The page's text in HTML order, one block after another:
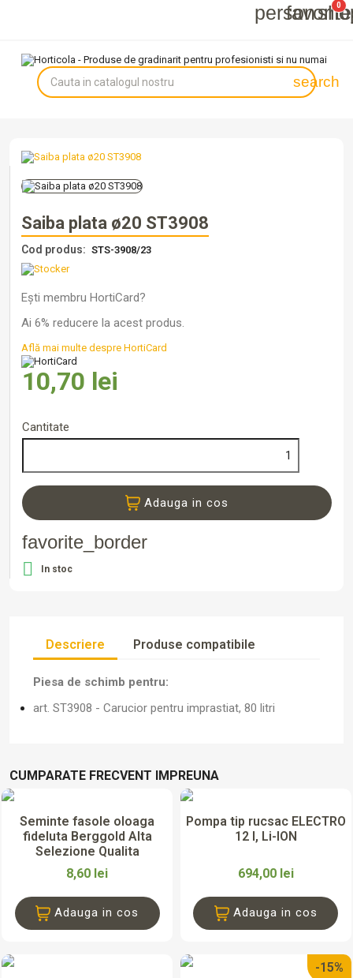
person
Autentifică-te Înregistrează-te
0
search
Saiba plata ø20 ST3908
Cod produs: STS-3908/23
Ești membru HortiCard?
Ai 6% reducere la acest produs.
Află mai multe despre HortiCard
10,70 lei
Cantitate
Adauga in cos
favorite_border

In stoc
Descriere Produse compatibile
Piesa de schimb pentru:
art. ST3908 - Carucior pentru imprastiat, 80 litri
CUMPARATE FRECVENT IMPREUNA
Seminte fasole oloaga
fideluta Berggold Alta
Selezione Qualita
8,60 lei
Adauga in cos
Pompa tip rucsac ELECTRO
12 l, Li-ION
694,00 lei
Adauga in cos
-15%